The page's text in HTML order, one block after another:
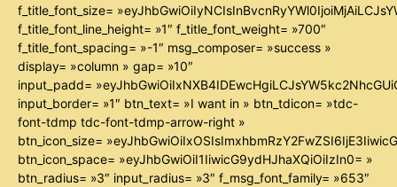
f_title_font_size=
f_title_font_line_height= »1″ f_title_font_weight= »700″
f_title_font_spacing= »-1″ msg_composer= »success »
display= »column » gap= »10″
input_padd=
input_border= »1″ btn_text= »I want in » btn_tdicon= »tdc-
font-tdmp tdc-font-tdmp-arrow-right »
btn_icon_size=
btn_icon_space= »eyJhbGwiOiI1IiwicG9ydHJhaXQiOiIzIn0= »
btn_radius= »3″ input_radius= »3″ f_msg_font_family= »653″